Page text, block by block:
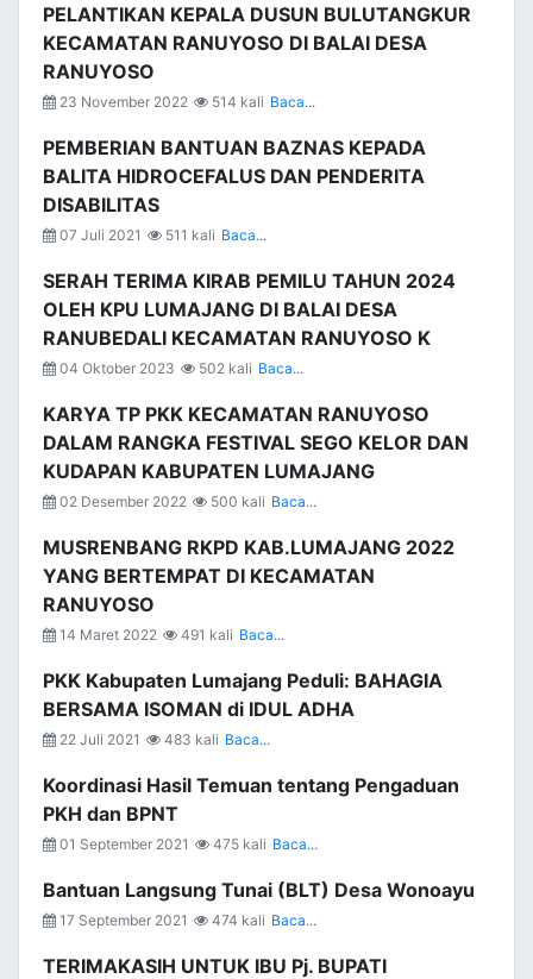
PELANTIKAN KEPALA DUSUN BULUTANGKUR
KECAMATAN RANUYOSO DI BALAI DESA
RANUYOSO
23 November 2022 514 kali Baca...
PEMBERIAN BANTUAN BAZNAS KEPADA
BALITA HIDROCEFALUS DAN PENDERITA
DISABILITAS
07 Juli 2021 511 kali Baca...
SERAH TERIMA KIRAB PEMILU TAHUN 2024
OLEH KPU LUMAJANG DI BALAI DESA
RANUBEDALI KECAMATAN RANUYOSO K
04 Oktober 2023 502 kali Baca...
KARYA TP PKK KECAMATAN RANUYOSO
DALAM RANGKA FESTIVAL SEGO KELOR DAN
KUDAPAN KABUPATEN LUMAJANG
02 Desember 2022 500 kali Baca...
MUSRENBANG RKPD KAB.LUMAJANG 2022
YANG BERTEMPAT DI KECAMATAN
RANUYOSO
14 Maret 2022 491 kali Baca...
PKK Kabupaten Lumajang Peduli: BAHAGIA
BERSAMA ISOMAN di IDUL ADHA
22 Juli 2021 483 kali Baca...
Koordinasi Hasil Temuan tentang Pengaduan
PKH dan BPNT
01 September 2021 475 kali Baca...
Bantuan Langsung Tunai (BLT) Desa Wonoayu
17 September 2021 474 kali Baca...
TERIMAKASIH UNTUK IBU Pj. BUPATI